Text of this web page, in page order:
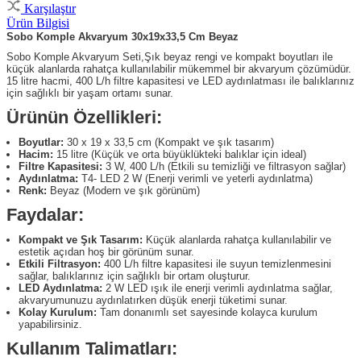
Karşılaştır
Ürün Bilgisi
Sobo Komple Akvaryum 30x19x33,5 Cm Beyaz
Sobo Komple Akvaryum Seti,Şık beyaz rengi ve kompakt boyutları ile
küçük alanlarda rahatça kullanılabilir mükemmel bir akvaryum çözümüdür.
15 litre hacmi, 400 L/h filtre kapasitesi ve LED aydınlatması ile balıklarınız
için sağlıklı bir yaşam ortamı sunar.
Ürünün Özellikleri:
Boyutlar: 30 x 19 x 33,5 cm (Kompakt ve şık tasarım)
Hacim: 15 litre (Küçük ve orta büyüklükteki balıklar için ideal)
Filtre Kapasitesi: 3 W, 400 L/h (Etkili su temizliği ve filtrasyon sağlar)
Aydınlatma: T4- LED 2 W (Enerji verimli ve yeterli aydınlatma)
Renk: Beyaz (Modern ve şık görünüm)
Faydalar:
Kompakt ve Şık Tasarım: Küçük alanlarda rahatça kullanılabilir ve
estetik açıdan hoş bir görünüm sunar.
Etkili Filtrasyon: 400 L/h filtre kapasitesi ile suyun temizlenmesini
sağlar, balıklarınız için sağlıklı bir ortam oluşturur.
LED Aydınlatma: 2 W LED ışık ile enerji verimli aydınlatma sağlar,
akvaryumunuzu aydınlatırken düşük enerji tüketimi sunar.
Kolay Kurulum: Tam donanımlı set sayesinde kolayca kurulum
yapabilirsiniz.
Kullanım Talimatları: